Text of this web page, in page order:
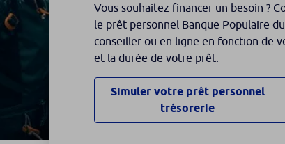
Vous souhaitez financer un besoin ?
le prêt personnel Banque Populaire
conseiller ou en ligne en fonction de
et la durée de votre prêt.
Simuler votre prêt personnel
trésorerie